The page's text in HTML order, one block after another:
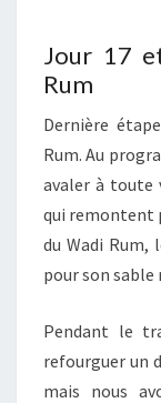
Jour 17
Rum
Dernière
Rum. Au
avaler à toute
qui remontent
du Wadi Rum,
pour son sable
Pendant le
refourguer un
mais nous